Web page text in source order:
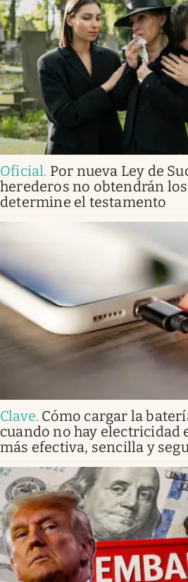
Oficial. Por nueva Ley de
herederos no obtendrán
determine el testamento
Clave. Cómo cargar la
cuando no hay electricidad
más efectiva, sencilla y